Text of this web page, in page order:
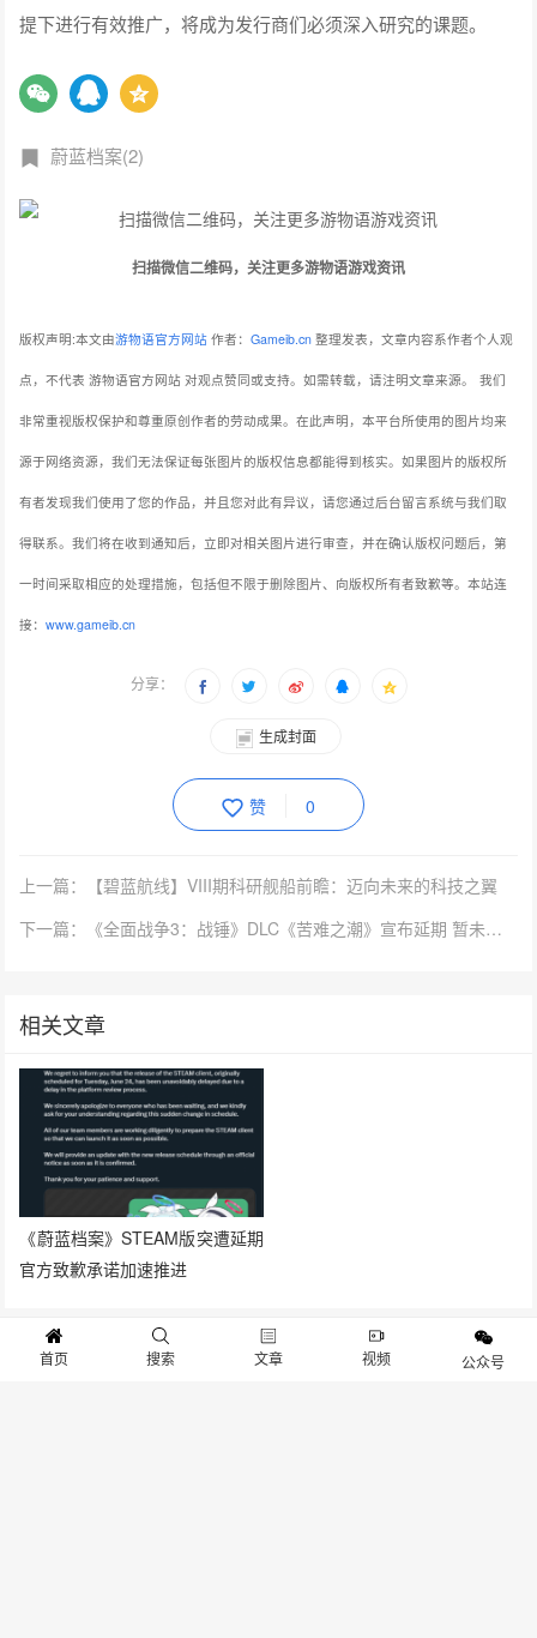
提下进行有效推广，将成为发行商们必须深入研究的课题。
蔚蓝档案(2)
扫描微信二维码，关注更多游物语游戏资讯
版权声明:本文由游物语官方网站 作者：Gameib.cn 整理发表，文章内容系作者个人观
点，不代表 游物语官方网站 对观点赞同或支持。如需转载，请注明文章来源。 我们
非常重视版权保护和尊重原创作者的劳动成果。在此声明，本平台所使用的图片均来
源于网络资源，我们无法保证每张图片的版权信息都能得到核实。如果图片的版权所
有者发现我们使用了您的作品，并且您对此有异议，请您通过后台留言系统与我们取
得联系。我们将在收到通知后，立即对相关图片进行审查，并在确认版权问题后，第
一时间采取相应的处理措施，包括但不限于删除图片、向版权所有者致歉等。本站连
接：www.gameib.cn
分享：
生成封面
赞 0
上一篇：【碧蓝航线】VIII期科研舰船前瞻：迈向未来的科技之翼
下一篇：《全面战争3：战锤》DLC《苦难之潮》宣布延期 暂未公布具体时间
相关文章
《蔚蓝档案》STEAM版突遭延期
官方致歉承诺加速推进
抱歉，评论已关闭！
首页 搜索 文章 视频 公众号